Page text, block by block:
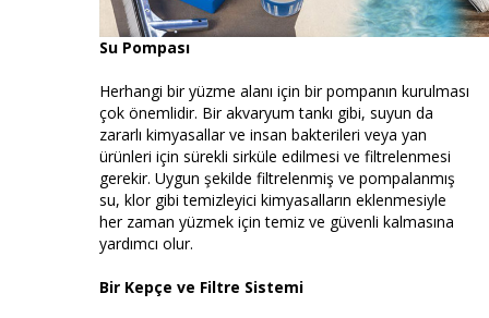
Su Pompası
Herhangi bir yüzme alanı için bir pompanın kurulması
çok önemlidir. Bir akvaryum tankı gibi, suyun da
zararlı kimyasallar ve insan bakterileri veya yan
ürünleri için sürekli sirküle edilmesi ve filtrelenmesi
gerekir. Uygun şekilde filtrelenmiş ve pompalanmış
su, klor gibi temizleyici kimyasalların eklenmesiyle
her zaman yüzmek için temiz ve güvenli kalmasına
yardımcı olur.
Bir Kepçe ve Filtre Sistemi